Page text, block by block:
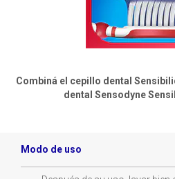
Combiná el cepillo dental
dental Sensodyne
Modo de uso